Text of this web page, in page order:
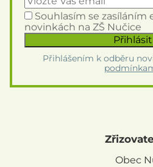
Souhlasím se zasíláním
novinkách na ZŠ Nučice
Přihlášením k odběru
Obec